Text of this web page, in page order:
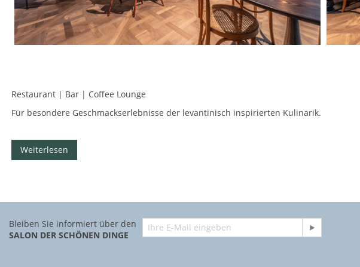
Restaurant | Bar | Coffee Lounge
Für besondere Geschmackserlebnisse der levantinisch inspirierten Kulinarik.
Weiterlesen
Bleiben Sie informiert über den
SALON DER SCHÖNEN DINGE